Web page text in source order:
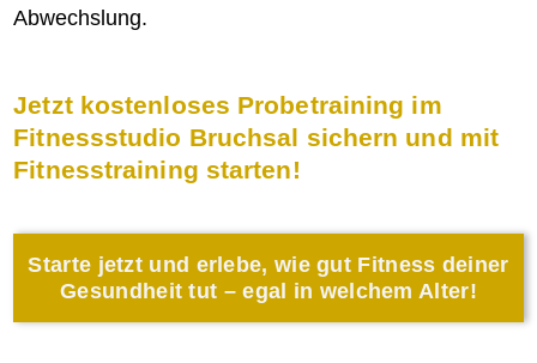
Abwechslung.
Jetzt kostenloses Probetraining im
Fitnessstudio Bruchsal sichern und mit
Fitnesstraining starten!
Starte jetzt und erlebe, wie gut Fitness deiner
Gesundheit tut – egal in welchem Alter!